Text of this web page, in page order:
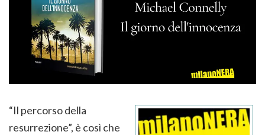
“Il percorso della
resurrezione”, è così che